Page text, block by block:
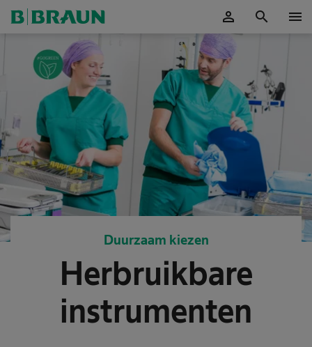
person search menu
Duurzaam kiezen
Herbruikbare
instrumenten